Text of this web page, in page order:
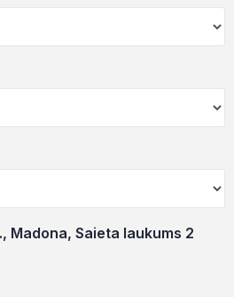
Madona, Saieta laukums 2